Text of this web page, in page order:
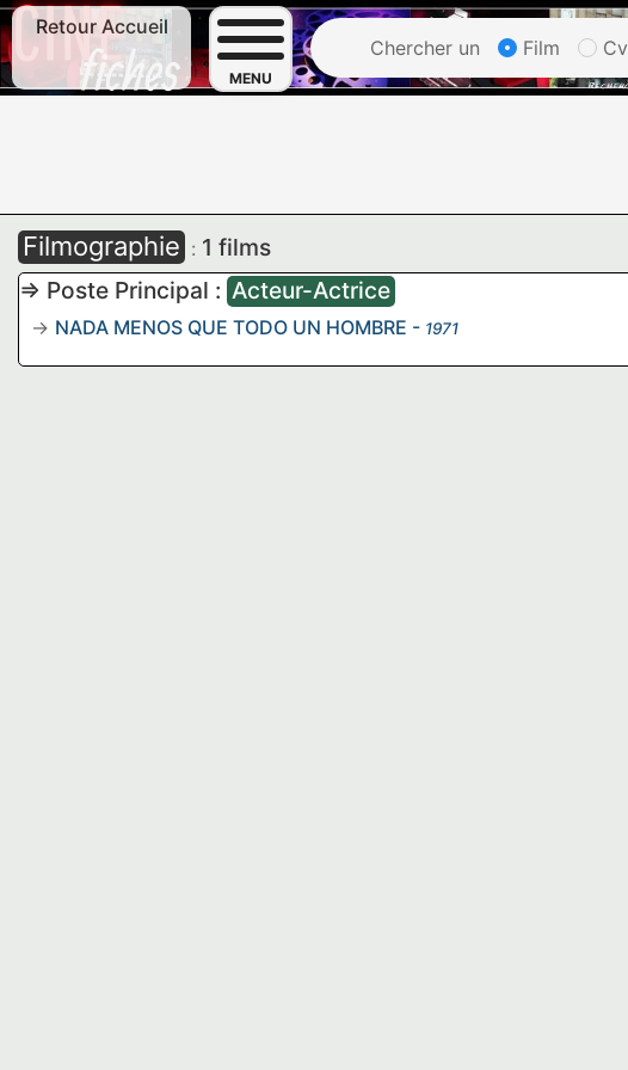
Retour Accueil
MENU
Chercher un Film Cv
Filmographie : 1 films
=> Poste Principal : Acteur-Actrice
NADA MENOS QUE TODO UN HOMBRE - 1971